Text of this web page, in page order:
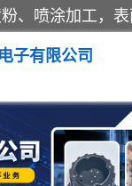
、喷涂加工，表
子有限公司